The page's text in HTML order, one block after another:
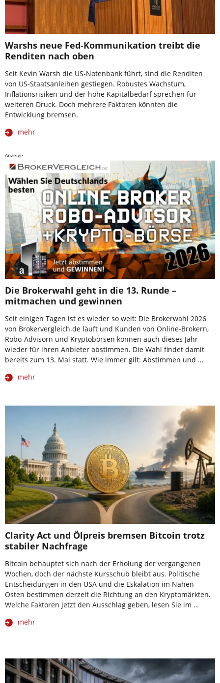
Warshs neue Fed-Kommunikation treibt die
Renditen nach oben
Seit Kevin Warsh die US-Notenbank führt, sind die Renditen
von US-Staatsanleihen gestiegen. Robustes Wachstum,
Inflationsrisiken und der hohe Kapitalbedarf sprechen für
weiteren Druck. Doch mehrere Faktoren könnten die
Entwicklung bremsen.
mehr
Anzeige
Die Brokerwahl geht in die 13. Runde –
mitmachen und gewinnen
Seit einigen Tagen ist es wieder so weit: Die Brokerwahl 2026
von Brokervergleich.de läuft und Kunden von Online-Brokern,
Robo-Advisorn und Kryptobörsen können auch dieses Jahr
wieder für ihren Anbieter abstimmen. Die Wahl findet damit
bereits zum 13. Mal statt. Wie immer gilt: Abstimmen und …
mehr
Clarity Act und Ölpreis bremsen Bitcoin trotz
stabiler Nachfrage
Bitcoin behauptet sich nach der Erholung der vergangenen
Wochen, doch der nächste Kursschub bleibt aus. Politische
Entscheidungen in den USA und die Eskalation im Nahen
Osten bestimmen derzeit die Richtung an den Kryptomärkten.
Welche Faktoren jetzt den Ausschlag geben, lesen Sie im …
mehr